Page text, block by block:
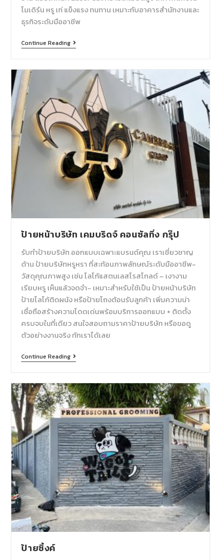
โมเดิร์น หรู เท่ แข็งแรง ทนทาน เหมาะกับอาคารสำนักงานและ
ธุรกิจระดับมืออาชีพ
Continue Reading
ป้ายหน้าบริษัท เคมบริดจ์ คอนซัลทิ่ง กรุ๊ป
รับทำป้ายบริษัท ออกแบบเฉพาะแบรนด์คุณ เราเชี่ยวชาญ
ด้าน ป้ายบริษัทหรูหรา ที่สะท้อนภาพลักษณ์ระดับมืออาชีพ-
วัสดุคุณภาพสูง เช่น โลโก้แสตนเลสโรสโกลด์ – เงางาม
เรียบหรู เห็นแล้วจดจำ- เหมาะสำหรับใช้เป็น ป้ายหน้าบริษัท
ป้ายโลโก้ติดผนัง หรือป้ายโถงต้อนรับลูกค้า เพิ่มความน่า
เชื่อถือสร้างความโดดเด่นพร้อมบริการออกแบบ + ติดตั้ง
ครบจบในที่เดียว สนใจสอบถามราคาป้ายบริษัท หรือขอดู
ตัวอย่างงานจริง ทักเราได้เลย
Continue Reading
ป้ายซิ้งค์